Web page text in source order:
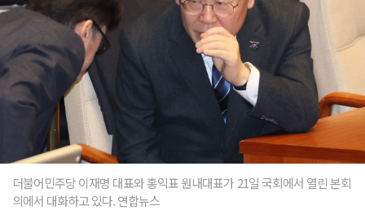
더불어민주당 이재명 대표와 홍익표 원내대표가 21일 국회에서 열린 본회
의에서 대화하고 있다. 연합뉴스